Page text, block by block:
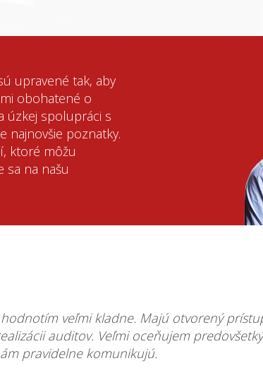
upravené tak, aby
obohatené o
úzkej spolupráci s
najnovšie poznatky.
ktoré môžu
sa na našu
veľmi kladne. Majú otvorený
auditov. Veľmi oceňujem
pravidelne komunikujú.